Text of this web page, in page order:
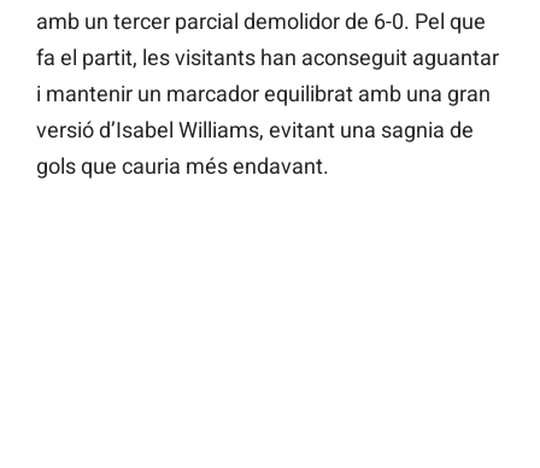
amb un tercer parcial demolidor de 6-0. Pel que
fa el partit, les visitants han aconseguit aguantar
i mantenir un marcador equilibrat amb una gran
versió d’Isabel Williams, evitant una sagnia de
gols que cauria més endavant.